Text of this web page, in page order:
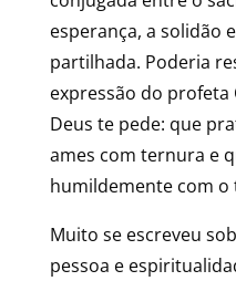
esperança, a solidão
partilhada. Poderia
expressão do profeta
Deus te pede: que
ames com ternura e
humildemente com
Muito se escreveu
pessoa e